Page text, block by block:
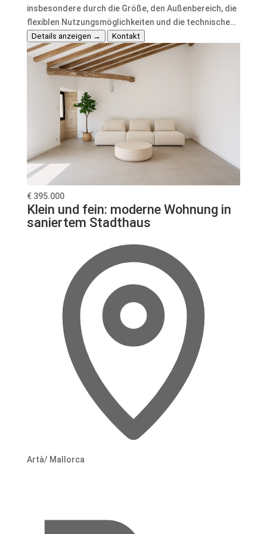
insbesondere durch die Größe, den Außenbereich, die
flexiblen Nutzungsmöglichkeiten und die technische…
Details anzeigen → Kontakt
€ 395.000
Klein und fein: moderne Wohnung in
saniertem Stadthaus
Artà/ Mallorca